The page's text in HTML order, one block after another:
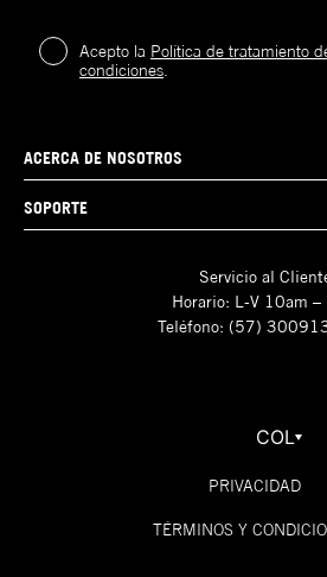
Acepto la Política de tratamiento
condiciones
ACERCA DE NOSOTROS
SOPORTE
Servicio al
Horario: L-V 10am –
Teléfono: (57)
COL
PRIVACIDAD
TÉRMINOS Y